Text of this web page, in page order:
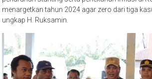
menargetkan tahun 2024 agar zero dari tiga
ungkap H. Ruksamin.